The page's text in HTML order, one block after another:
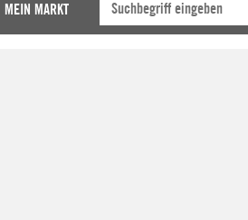
MEIN MARKT